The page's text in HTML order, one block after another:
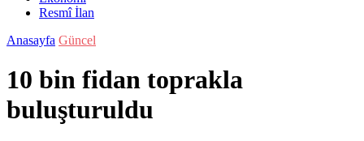
Resmî İlan
Anasayfa Güncel
10 bin fidan toprakla
buluşturuldu